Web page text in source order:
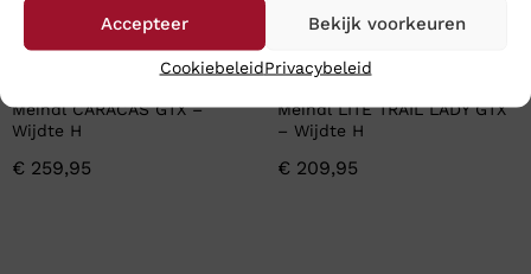
Accepteer Bekijk voorkeuren
CookiebeleidPrivacybeleid
Meindl CARACAS GTX –
Wijdte H
€ 259,95
Meindl LITE TRAIL LADY GTX
– Wijdte H
€ 209,95